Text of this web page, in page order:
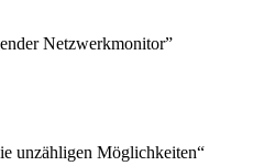
Netzwerkmonitor”
unzähligen Möglichkeiten“